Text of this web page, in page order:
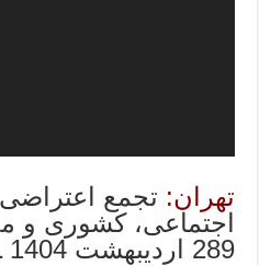
تهران: تجمع
اجتماعی، کشوری و
289 اردیبهشت 1404 ـ 18 مه 21025